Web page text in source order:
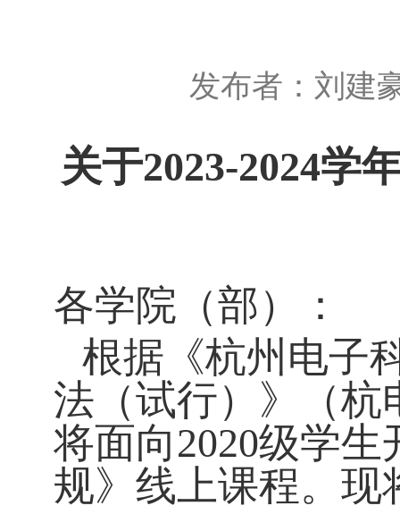
发布者：刘建
关于2023-2024学
各学院（部）：
根据《杭州电子
法（试行）》（杭
将面向2020级学生
规》线上课程。现